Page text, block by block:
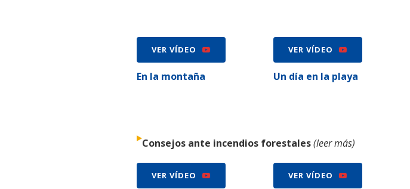
VER VÍDEO
En la montaña
VER VÍDEO
Un día en la playa
Consejos ante incendios forestales(leer más)
VER VÍDEO VER VÍDEO